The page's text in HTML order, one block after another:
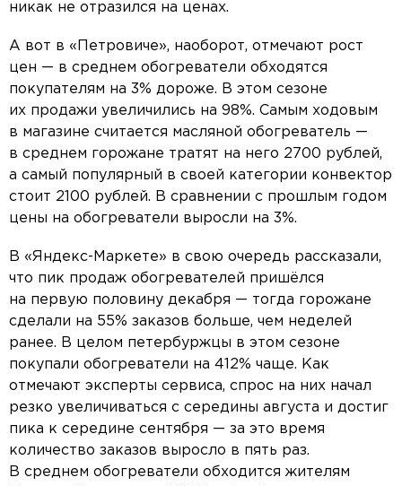
никак не отразился на ценах.
А вот в «Петровиче», наоборот, отмечают рост
цен — в среднем обогреватели обходятся
покупателям на 3% дороже. В этом сезоне
их продажи увеличились на 98%. Самым ходовым
в магазине считается масляной обогреватель —
в среднем горожане тратят на него 2700 рублей,
а самый популярный в своей категории конвектор
стоит 2100 рублей. В сравнении с прошлым годом
цены на обогреватели выросли на 3%.
В «Яндекс-Маркете» в свою очередь рассказали,
что пик продаж обогревателей пришёлся
на первую половину декабря — тогда горожане
сделали на 55% заказов больше, чем неделей
ранее. В целом петербуржцы в этом сезоне
покупали обогреватели на 412% чаще. Как
отмечают эксперты сервиса, спрос на них начал
резко увеличиваться с середины августа и достиг
пика к середине сентября — за это время
количество заказов выросло в пять раз.
В среднем обогреватели обходится жителям